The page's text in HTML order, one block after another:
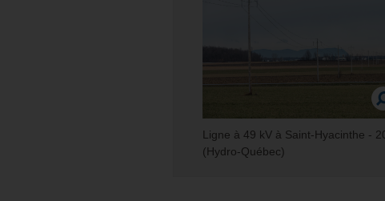
Ligne à 49 kV à Saint‑Hyacinthe -
(Hydro‑Québec)